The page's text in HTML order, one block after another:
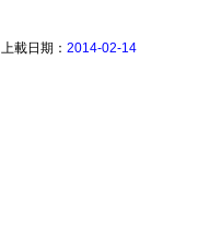
上載日期： 2014-02-14